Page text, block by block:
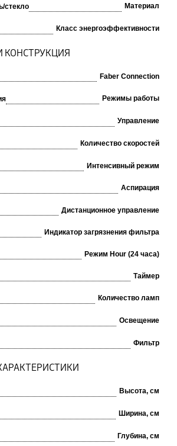
стекло Материал
Класс энергоэффективности
Faber Connection
Режимы работы
Управление
Количество скоростей
Интенсивный режим
Аспирация
Дистанционное управление
Индикатор загрязнения фильтра
Режим Hour (24 часа)
Таймер
Количество ламп
Освещение
Фильтр
Высота, см
Ширина, см
Глубина, см